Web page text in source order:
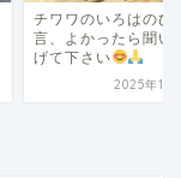
チワワのいろはのひ
言、よかったら聞い
げて下さい
2025年11